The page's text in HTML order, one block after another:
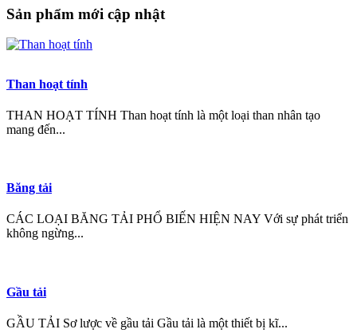
Sản phẩm mới cập nhật
Than hoạt tính
THAN HOẠT TÍNH Than hoạt tính là một loại than nhân tạo
mang đến...
Băng tải
CÁC LOẠI BĂNG TẢI PHỔ BIẾN HIỆN NAY Với sự phát triển
không ngừng...
Gầu tải
GẦU TẢI Sơ lược về gầu tải Gầu tải là một thiết bị kĩ...